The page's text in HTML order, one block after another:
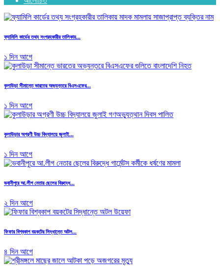
ফ্যামিলি কার্ডের তথ্য সংগ্রহকারীর তালিকায়...
১ দিন আগে
কুলাউড়া সীমান্তে ভারতের অভ্যন্তরে বিএসএফের...
১ দিন আগে
কুলাউড়ার অগ্রণী উচ্চ বিদ্যালয়ে জুলাই...
১ দিন আগে
ভবানীপুরে আ.লীগ নেতার ছেলের বিরুদ্ধে...
২ দিন আগে
ফিফার বিশ্বকাপ বয়কটের সিদ্ধান্তে অটল...
৪ দিন আগে